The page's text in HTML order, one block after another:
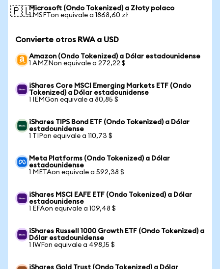
🇵🇱Microsoft (Ondo Tokenized) a Złoty polaco
1 MSFTon equivale a 1868,60 zł
Convierte otros RWA a USD
Amazon (Ondo Tokenized) a Dólar estadounidense
1 AMZNon equivale a 272,22 $
iShares Core MSCI Emerging Markets ETF (Ondo
Tokenized) a Dólar estadounidense
1 IEMGon equivale a 80,85 $
iShares TIPS Bond ETF (Ondo Tokenized) a Dólar
estadounidense
1 TIPon equivale a 110,73 $
Meta Platforms (Ondo Tokenized) a Dólar
estadounidense
1 METAon equivale a 592,38 $
iShares MSCI EAFE ETF (Ondo Tokenized) a Dólar
estadounidense
1 EFAon equivale a 109,48 $
iShares Russell 1000 Growth ETF (Ondo Tokenized) a
Dólar estadounidense
1 IWFon equivale a 498,15 $
iShares Gold Trust (Ondo Tokenized) a Dólar